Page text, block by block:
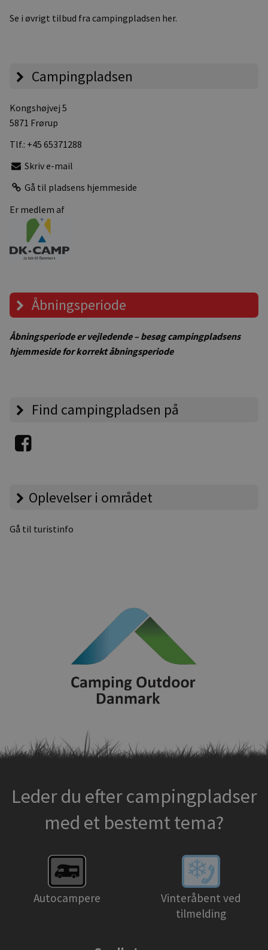
Se i øvrigt tilbud fra campingpladsen her.
Campingpladsen
Kongshøjvej 5
5871 Frørup
Tlf.: +45 65371288
Skriv e-mail
Gå til pladsens hjemmeside
Er medlem af
Åbningsperiode
Åbningsperiode er vejledende – besøg campingpladsens
hjemmeside for korrekt åbningsperiode
Find campingpladsen på
Oplevelser i området
Gå til turistinfo
Leder du efter campingpladser
med et bestemt tema?
Autocampere
Vinteråbent ved
tilmelding